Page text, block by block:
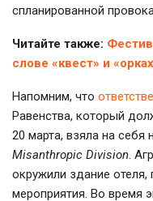
спланированной
Читайте также:
слове «квест» и
Напомним, что
Равенства, который
20 марта, взяла на себя
Misanthropic Division.
окружили здание
мероприятия. Во время